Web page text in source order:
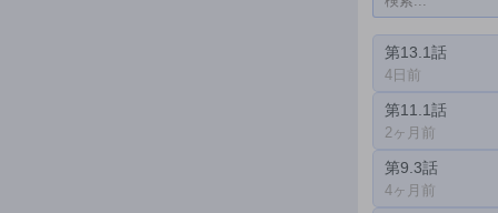
第13.1話
4日前
第11.1話
2ヶ月前
第9.3話
4ヶ月前